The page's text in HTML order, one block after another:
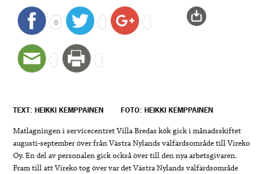
0
TEXT: HEIKKI KEMPPAINEN FOTO: HEIKKI KEMPPAINEN
Matlagningen i servicecentret Villa Bredas kök gick i månadsskiftet
augusti-september över från Västra Nylands välfärdsområde till Vireko
Oy. En del av personalen gick också över till den nya arbetsgivaren.
Fram till att Vireko tog över var det Västra Nylands välfärdsområde